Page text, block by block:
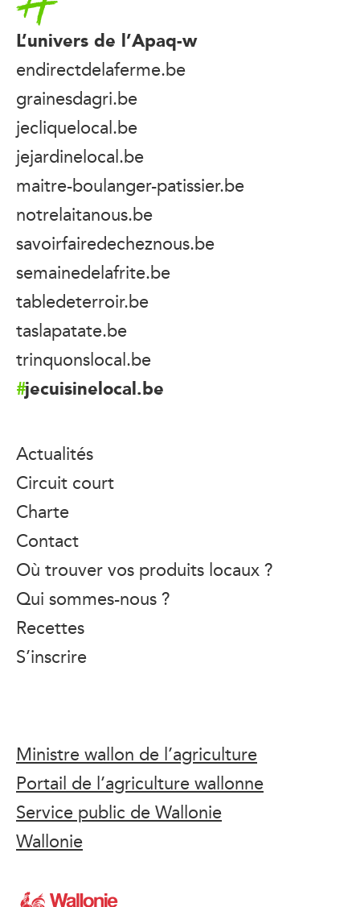
L’univers de l’Apaq-w
endirectdelaferme.be
grainesdagri.be
jecliquelocal.be
jejardinelocal.be
maitre-boulanger-patissier.be
notrelaitanous.be
savoirfairedecheznous.be
semainedelafrite.be
tabledeterroir.be
taslapatate.be
trinquonslocal.be
jecuisinelocal.be
Actualités
Circuit court
Charte
Contact
Où trouver vos produits locaux ?
Qui sommes-nous ?
Recettes
S’inscrire
Ministre wallon de l’agriculture
Portail de l’agriculture wallonne
Service public de Wallonie
Wallonie